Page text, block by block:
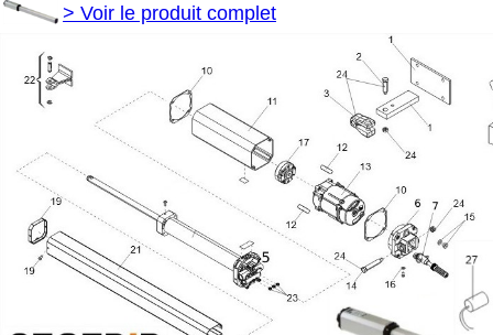
> Voir le produit complet